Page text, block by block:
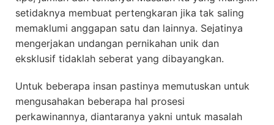
setidaknya membuat pertengkaran jika tak saling
memaklumi anggapan satu dan lainnya. Sejatinya
mengerjakan undangan pernikahan unik dan
eksklusif tidaklah seberat yang dibayangkan.
Untuk beberapa insan pastinya memutuskan untuk
mengusahakan beberapa hal prosesi
perkawinannya, diantaranya yakni untuk masalah